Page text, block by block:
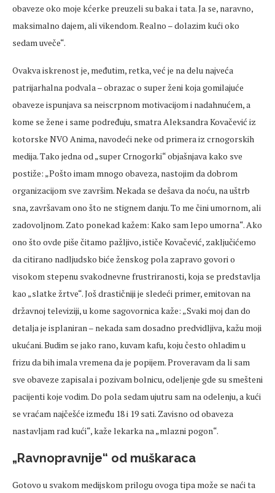
obaveze oko moje kćerke preuzeli su baka i tata. Ja se, naravno,
maksimalno dajem, ali vikendom. Realno – dolazim kući oko
sedam uveče“.
Ovakva iskrenost je, međutim, retka, već je na delu najveća
patrijarhalna podvala – obrazac o super ženi koja gomilajuće
obaveze ispunjava sa neiscrpnom motivacijom i nadahnućem, a
kome se žene i same podređuju, smatra Aleksandra Kovačević iz
kotorske NVO Anima, navodeći neke od primera iz crnogorskih
medija. Tako jedna od „super Crnogorki“ objašnjava kako sve
postiže: „Pošto imam mnogo obaveza, nastojim da dobrom
organizacijom sve završim. Nekada se dešava da noću, na uštrb
sna, završavam ono što ne stignem danju. To me čini umornom, ali
zadovoljnom. Zato ponekad kažem: Kako sam lepo umorna“. Ako
ono što ovde piše čitamo pažljivo, ističe Kovačević, zaključićemo
da citirano nadljudsko biće ženskog pola zapravo govori o
visokom stepenu svakodnevne frustriranosti, koja se predstavlja
kao „slatke žrtve“. Još drastičniji je sledeći primer, emitovan na
državnoj televiziji, u kome sagovornica kaže: „Svaki moj dan do
detalja je isplaniran – nekada sam dosadno predvidljiva, kažu moji
ukućani. Budim se jako rano, kuvam kafu, koju često ohladim u
frizu da bih imala vremena da je popijem. Proveravam da li sam
sve obaveze zapisala i pozivam bolnicu, odeljenje gde su smešteni
pacijenti koje vodim. Do pola sedam ujutru sam na odelenju, a kući
se vraćam najčešće između 18 i 19 sati. Zavisno od obaveza
nastavljam rad kući“, kaže lekarka na „mlazni pogon“.
„Ravnopravnije“ od muškaraca
Gotovo u svakom medijskom prilogu ovoga tipa može se naći ta